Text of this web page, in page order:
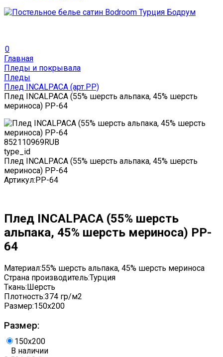
0
Главная
Пледы и покрывала
Пледы
Плед INCALPACA (арт.PP)
Плед INCALPACA (55% шерсть альпака, 45% шерсть
мериноса) PP-64
852110969RUB
type_id
Плед INCALPACA (55% шерсть альпака, 45% шерсть
мериноса) PP-64
Артикул:PP-64
Плед INCALPACA (55% шерсть
альпака, 45% шерсть мериноса) PP-
64
Материал:55% шерсть альпака, 45% шерсть мериноса
Страна производитель:Турция
Ткань:Шерсть
Плотность:374 гр/м2
Размер:150x200
Размер:
150x200
В наличии